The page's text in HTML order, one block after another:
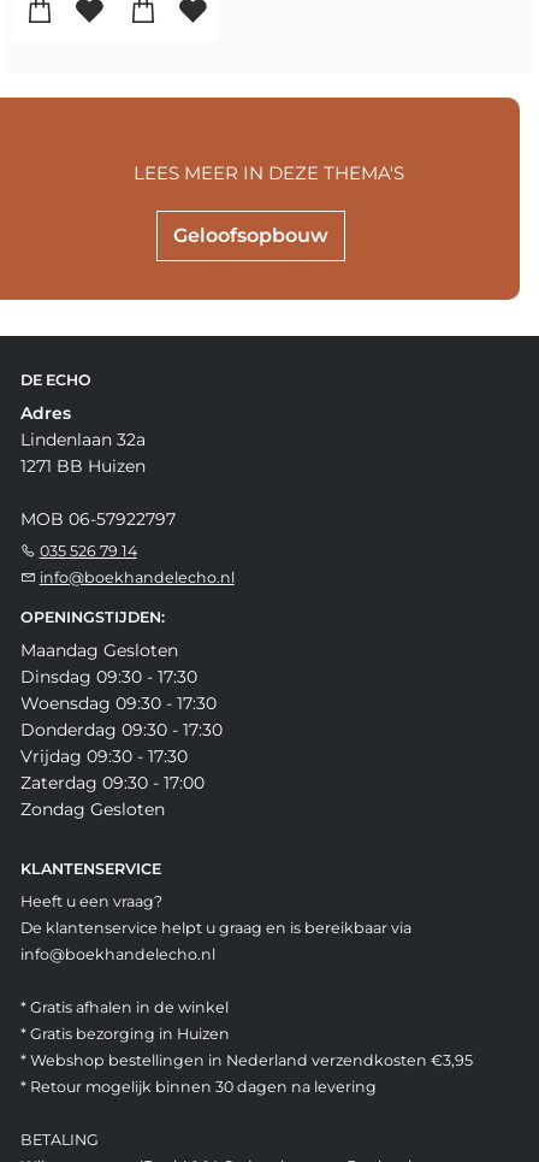
Geloofsopbouw
LEES MEER IN DEZE THEMA'S
DE ECHO
Adres
Lindenlaan 32a
1271 BB Huizen
MOB 06-57922797
035 526 79 14
info@boekhandelecho.nl
OPENINGSTIJDEN:
Maandag Gesloten
Dinsdag 09:30 - 17:30
Woensdag 09:30 - 17:30
Donderdag 09:30 - 17:30
Vrijdag 09:30 - 17:30
Zaterdag 09:30 - 17:00
Zondag Gesloten
KLANTENSERVICE
Heeft u een vraag?
De klantenservice helpt u graag en is bereikbaar via
info@boekhandelecho.nl
* Gratis afhalen in de winkel
* Gratis bezorging in Huizen
* Webshop bestellingen in Nederland verzendkosten €3,95
* Retour mogelijk binnen 30 dagen na levering
BETALING